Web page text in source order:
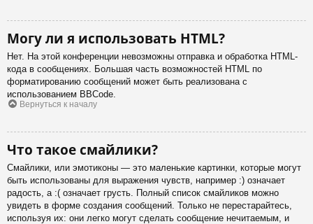
Могу ли я использовать HTML?
Нет. На этой конференции невозможны отправка и обработка HTML-
кода в сообщениях. Большая часть возможностей HTML по
форматированию сообщений может быть реализована с
использованием BBCode.
Вернуться к началу
Что такое смайлики?
Смайлики, или эмотиконы — это маленькие картинки, которые могут
быть использованы для выражения чувств, например :) означает
радость, а :( означает грусть. Полный список смайликов можно
увидеть в форме создания сообщений. Только не перестарайтесь,
используя их: они легко могут сделать сообщение нечитаемым, и